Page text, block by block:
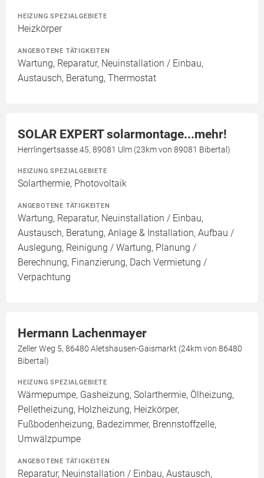
HEIZUNG SPEZIALGEBIETE
Heizkörper
ANGEBOTENE TÄTIGKEITEN
Wartung, Reparatur, Neuinstallation / Einbau,
Austausch, Beratung, Thermostat
SOLAR EXPERT solarmontage...mehr!
Herrlingertsasse.45, 89081 Ulm (23km von 89081 Bibertal)
HEIZUNG SPEZIALGEBIETE
Solarthermie, Photovoltaik
ANGEBOTENE TÄTIGKEITEN
Wartung, Reparatur, Neuinstallation / Einbau,
Austausch, Beratung, Anlage & Installation, Aufbau /
Auslegung, Reinigung / Wartung, Planung /
Berechnung, Finanzierung, Dach Vermietung /
Verpachtung
Hermann Lachenmayer
Zeller Weg 5, 86480 Aletshausen-Gaismarkt (24km von 86480
Bibertal)
HEIZUNG SPEZIALGEBIETE
Wärmepumpe, Gasheizung, Solarthermie, Ölheizung,
Pelletheizung, Holzheizung, Heizkörper,
Fußbodenheizung, Badezimmer, Brennstoffzelle,
Umwälzpumpe
ANGEBOTENE TÄTIGKEITEN
Reparatur, Neuinstallation / Einbau, Austausch,